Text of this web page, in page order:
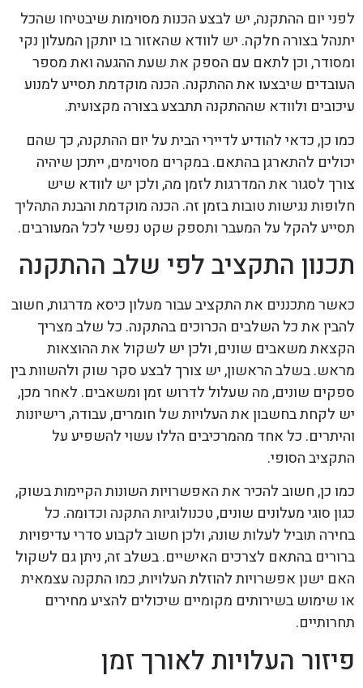
לפני יום ההתקנה, יש לבצע הכנות מסוימות שיבטיחו שהכל
יתנהל בצורה חלקה. יש לוודא שהאזור בו יותקן המעלון נקי
ומסודר, וכן לתאם עם הספק את שעת ההגעה ואת מספר
העובדים שיבצעו את ההתקנה. הכנה מוקדמת תסייע למנוע
עיכובים ולוודא שההתקנה תתבצע בצורה מקצועית.
כמו כן, כדאי להודיע לדיירי הבית על יום ההתקנה, כך שהם
יכולים להתארגן בהתאם. במקרים מסוימים, ייתכן שיהיה
צורך לסגור את המדרגות לזמן מה, ולכן יש לוודא שיש
חלופות נגישות טובות בזמן זה. הכנה מוקדמת והבנת התהליך
תסייע להקל על המעבר ותספק שקט נפשי לכל המעורבים.
תכנון התקציב לפי שלב ההתקנה
כאשר מתכננים את התקציב עבור מעלון כיסא מדרגות, חשוב
להבין את כל השלבים הכרוכים בהתקנה. כל שלב מצריך
הקצאת משאבים שונים, ולכן יש לשקול את ההוצאות
מראש. בשלב הראשון, יש צורך לבצע סקר שוק ולהשוות בין
ספקים שונים, מה שעלול לדרוש זמן ומשאבים. לאחר מכן,
יש לקחת בחשבון את העלויות של חומרים, עבודה, רישיונות
והיתרים. כל אחד מהמרכיבים הללו עשוי להשפיע על
התקציב הסופי.
כמו כן, חשוב להכיר את האפשרויות השונות הקיימות בשוק,
כגון סוגי מעלונים שונים, טכנולוגיות התקנה וכדומה. כל
בחירה תוביל לעלות שונה, ולכן חשוב לקבוע סדרי עדיפויות
ברורים בהתאם לצרכים האישיים. בשלב זה, ניתן גם לשקול
האם ישנן אפשרויות להוזלת העלויות, כמו התקנה עצמאית
או שימוש בשירותים מקומיים שיכולים להציע מחירים
תחרותיים.
פיזור העלויות לאורך זמן